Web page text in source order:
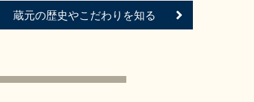
蔵元の歴史やこだわりを知る